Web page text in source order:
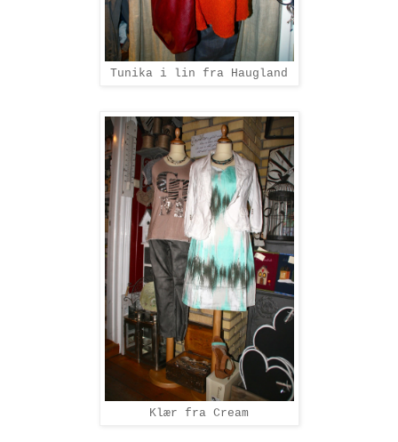
Tunika i lin fra Haugland
Klær fra Cream